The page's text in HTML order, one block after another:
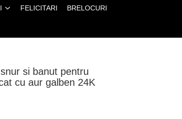
FELICITARI BRELOCURI
si banut pentru
cu aur galben 24K